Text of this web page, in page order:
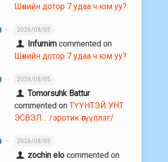
Шөнийн дотор 7 удаа ч юм уу?
2026/08/05
Infurnim commented on
Шөнийн дотор 7 удаа ч юм уу?
2026/08/05
Tomorsuhk Battur
commented on ТҮҮНТЭЙ УНТ
ЭСВЭЛ… /эротик өгүүллэг/
2026/08/05
zochin elo commented on